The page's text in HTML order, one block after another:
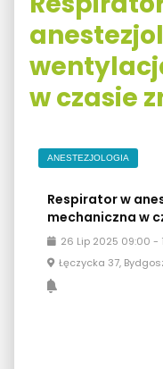
w czasie
ANESTEZJOLOGIA
Respirator w
mechaniczna w
26 Lip 2025 09:00 -
Łęczycka 37,